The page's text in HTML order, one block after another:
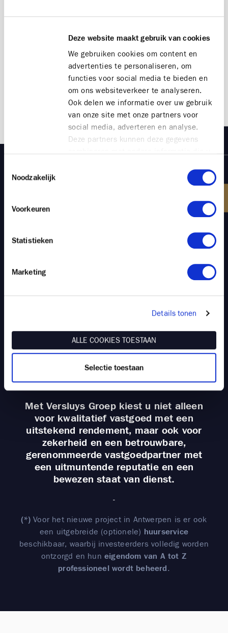
Deze website maakt gebruik van cookies
We gebruiken cookies om content en
advertenties te personaliseren, om
functies voor social media te bieden en
om ons websiteverkeer te analyseren.
Ook delen we informatie over uw gebruik
van onze site met onze partners voor
social media, adverteren en analyse.
Deze partners kunnen deze gegevens
verzameld op basis van uw gebruik van
Noodzakelijk
Voorkeuren
Statistieken
Marketing
Details tonen
ALLE COOKIES TOESTAAN
Selectie toestaan
Daarnaast blijft residentieel vastgoedeen veilige
keuze maakt voor zowel particuliere als
professionele beleggers. Terwijl de beurzen in 2025
bijzonder volatiel zullen zijn en traditionele
spaarrekeningen steeds minder opbrengen, is
vastgoed een betrouwbare en inflatiebestendige
investering.
in en blijf als eerste
op de hoogte van onze nieuwe
Om in te spelen op de grote vraag vanuit
ons cliënteel zal Versluys Groep
binnenkort enkele nieuwe
investeringsprojecten lanceren in
Antwerpen(*), Oostende, Bredene en
Knokke. Schrijf u vandaaghier
‘Versluys investeringslijst’ en blijf als
eerste op de hoogte van onze unieke
investeringsopportuniteiten.
Met Versluys Groep kiest u niet alleen
voor kwalitatief vastgoed met een
uitstekend rendement, maar ook voor
zekerheid en een betrouwbare,
gerenommeerde vastgoedpartner met
een uitmuntende reputatie en een
bewezen staat van dienst.
-
(*) Voor het nieuwe project in Antwerpen is er ook
een uitgebreide (optionele) huurservice
beschikbaar, waarbij investeerders volledig worden
ontzorgd en huneigendom van A tot Z
professioneel wordt beheerd.